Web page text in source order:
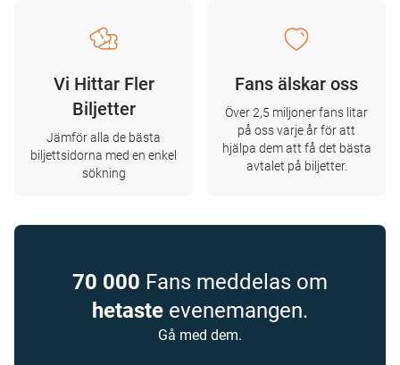
Vi Hittar Fler
Biljetter
Jämför alla de bästa
biljettsidorna med en enkel
sökning
Fans älskar oss
Över 2,5 miljoner fans litar
på oss varje år för att
hjälpa dem att få det bästa
avtalet på biljetter.
70 000 Fans meddelas om
hetaste evenemangen.
Gå med dem.